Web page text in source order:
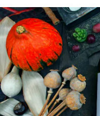
Celestina Fè
Ceraudo
Certosa Di Belriguardo
Chardonnet & Fils
Chateau De Roquefort
Chateau Musar